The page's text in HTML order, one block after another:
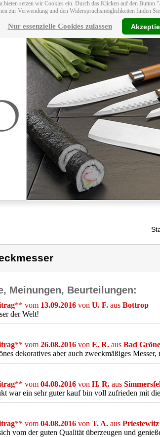
bieten setzen wir Cookies ein. Durch das Klicken auf den
zur Verwendung und den Widerspruchsmöglichkeiten finden
Nur essenzielle Cookies zulassen
Meinungen, Beurteilungen:
** vom 13.09.2016 von U. F. aus Bottrop
der Welt!
** vom 26.08.2016 von E. R. aus Bad
dekoratives aber auch zweckmäßiges Messer,
** vom 04.08.2016 von H. R. aus
war ein sehr guter kauf bin voll zufrieden mit
** vom 04.08.2016 von T. A. aus Priestewitz
vom der guten Qualität überzeugen und